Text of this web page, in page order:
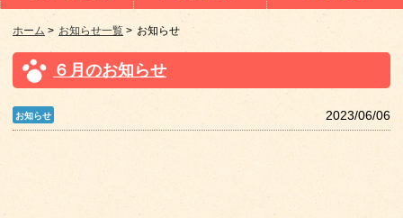
ホーム > お知らせ一覧 > お知らせ
６月のお知らせ
2023/06/06